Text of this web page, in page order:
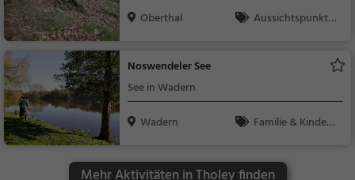
Oberthal
Aussichtspunkt, F
Noswendeler See
See in Wadern
Wadern
Familie & Kinder,
Mehr Aktivitäten in Tholey finden